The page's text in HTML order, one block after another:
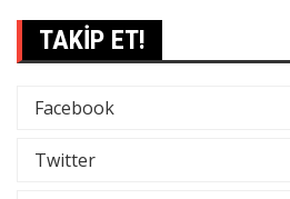
TAKİP ET!
Facebook
Twitter